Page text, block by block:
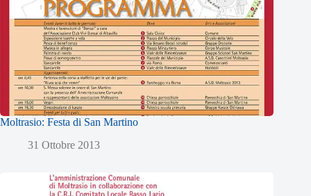
Moltrasio: Festa di San Martino
31 Ottobre 2013